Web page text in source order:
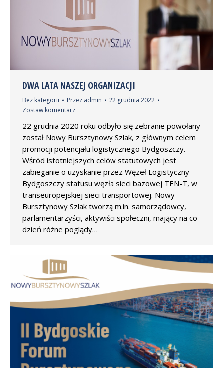
DWA LATA NASZEJ ORGANIZACJI
Bez kategorii Przez admin
22 grudnia 2022
Zostaw komentarz
22 grudnia 2020 roku odbyło się zebranie powołany
został Nowy Bursztynowy Szlak, z głównym celem
promocji potencjału logistycznego Bydgoszczy.
Wśród istotniejszych celów statutowych jest
zabieganie o uzyskanie przez Węzeł Logistyczny
Bydgoszczy statusu węzła sieci bazowej TEN-T, w
transeuropejskiej sieci transportowej. Nowy
Bursztynowy Szlak tworzą m.in. samorządowcy,
parlamentarzyści, aktywiści społeczni, mający na co
dzień różne poglądy…